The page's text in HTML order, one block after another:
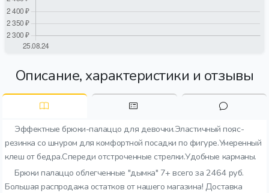
Описание, характеристики и отзывы
Эффектные брюки-палаццо для девочки.Эластичный пояс-
резинка со шнуром для комфортной посадки по фигуре.Умеренный
клеш от бедра.Спереди отстроченные стрелки.Удобные карманы.
Брюки палаццо облегченные "дымка" 7+ всего за 2464 руб.
Большая распродажа остатков от нашего магазина! Доставка